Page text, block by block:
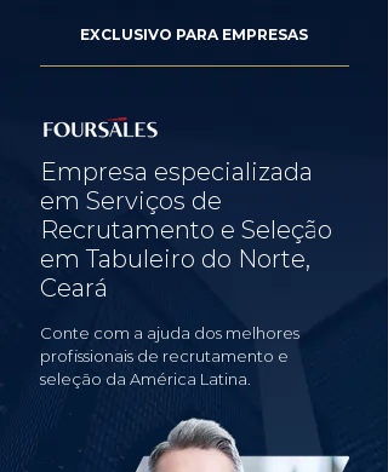
EXCLUSIVO PARA EMPRESAS
Empresa especializada
em Serviços de
Recrutamento e Seleção
em Tabuleiro do Norte,
Ceará
Conte com a ajuda dos melhores
profissionais de recrutamento e
seleção da América Latina.